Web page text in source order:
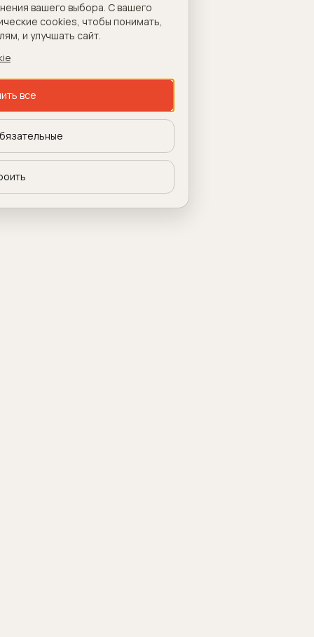
вашего выбора. С вашего
cookies, чтобы понимать,
и улучшать сайт.
все